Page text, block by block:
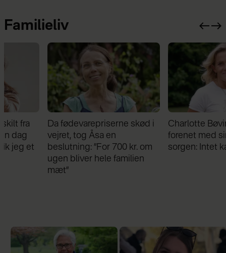
Familieliv
Da fødevarepriserne skød i
vejret, tog Åsa en
beslutning: ”For 700 kr. om
ugen bliver hele familien
Charlotte Bøving blev
forenet med sin bror i
sorgen: Intet kan skille os